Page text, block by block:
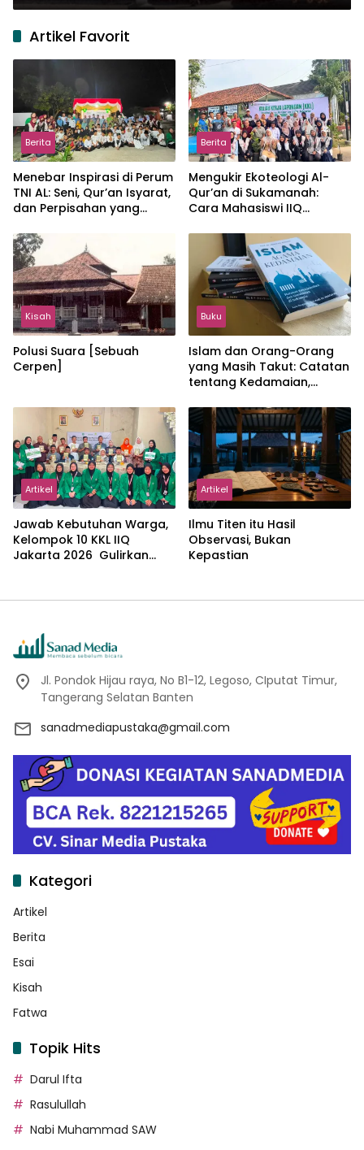
Artikel Favorit
Berita
Menebar Inspirasi di Perum
TNI AL: Seni, Qur’an Isyarat,
dan Perpisahan yang
Berita
Mengukir Ekoteologi Al-
Qur’an di Sukamanah:
Cara Mahasiswi IIQ
Jonggol
Kisah
Polusi Suara [Sebuah
Cerpen]
Buku
Islam dan Orang-Orang
yang Masih Takut: Catatan
tentang Kedamaian,
dalam Pemikiran Masykuri
Abdillah
Artikel
Jawab Kebutuhan Warga,
Kelompok 10 KKL IIQ
Jakarta 2026 Gulirkan
Artikel
Ilmu Titen itu Hasil
Observasi, Bukan
Kepastian
Jl. Pondok Hijau raya, No B1-12, Legoso, CIputat Timur,
Tangerang Selatan Banten
sanadmediapustaka@gmail.com
Kategori
Artikel
Berita
Esai
Kisah
Fatwa
Topik Hits
Darul Ifta
Rasulullah
Nabi Muhammad SAW